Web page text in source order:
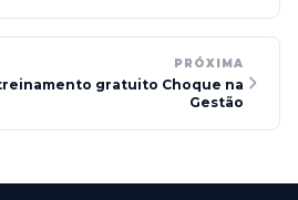
PRÓXIMA
gratuito Choque na
Gestão